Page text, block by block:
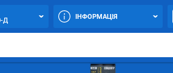
Д
ІНФОРМАЦІЯ